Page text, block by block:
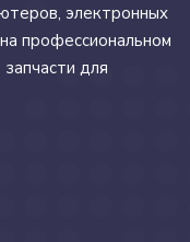
электронных
профессиональном
для